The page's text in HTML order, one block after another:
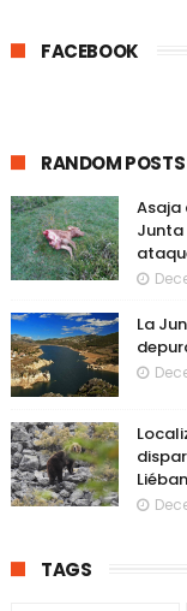
FACEBOOK
RANDOM POSTS
Asaja
Junta
La
TAGS